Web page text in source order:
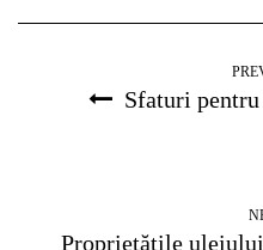
Sfaturi
Proprietățile